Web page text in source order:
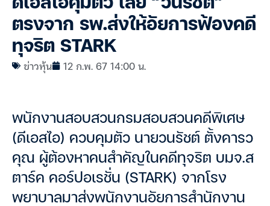
ดีเอสไอคุมตัว เสี่ย “วนรัชต์”
ตรงจาก รพ.ส่งให้อัยการฟ้องคดี
ทุจริต STARK
ข่าวหุ้น 12 ก.พ. 67 14:00 น.
พนักงานสอบสวนกรมสอบสวนคดีพิเศษ
(ดีเอสไอ) ควบคุมตัว นายวนรัชต์ ตั้งคารว
คุณ ผู้ต้องหาคนสำคัญในคดีทุจริต บมจ.ส
ตาร์ค คอร์ปอเรชั่น (STARK) จากโรง
พยาบาลมาส่งพนักงานอัยการสำนักงาน